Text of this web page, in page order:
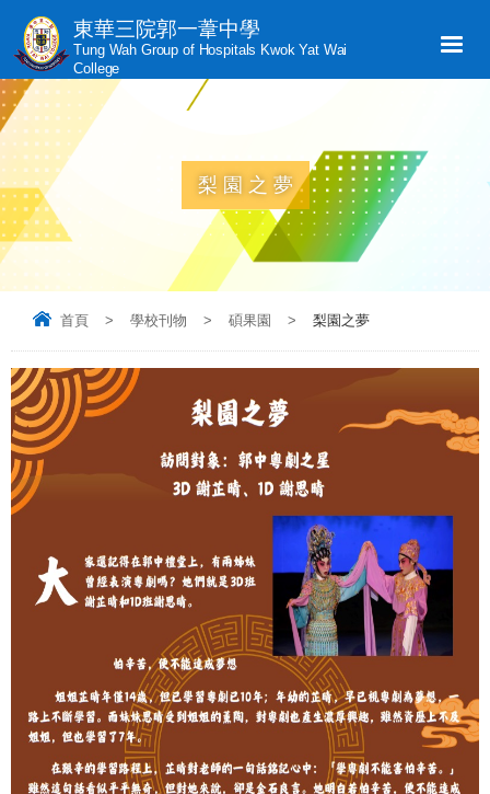
東華三院郭一葦中學
Tung Wah Group of Hospitals Kwok Yat Wai
College
梨園之夢
首頁 > 學校刊物 > 碩果園 > 梨園之夢